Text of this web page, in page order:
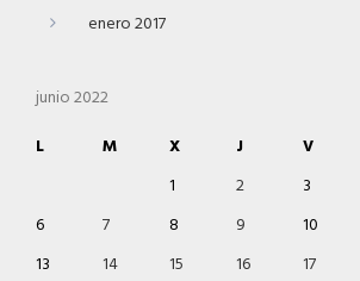
enero 2017
junio 2022
L
M X J V
1
2 3
6
7 8 9 10
13
14 15 16 17